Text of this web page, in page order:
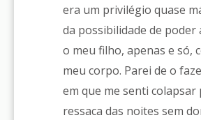
era um privilégio quase
da possibilidade de
o meu filho, apenas e só,
meu corpo. Parei de o
em que me senti colapsar
ressaca das noites sem